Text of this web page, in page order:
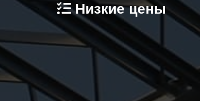
Низкие цены